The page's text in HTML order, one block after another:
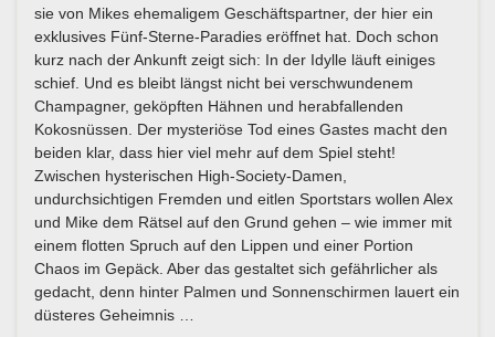
sie von Mikes ehemaligem Geschäftspartner, der hier ein
exklusives Fünf-Sterne-Paradies eröffnet hat. Doch schon
kurz nach der Ankunft zeigt sich: In der Idylle läuft einiges
schief. Und es bleibt längst nicht bei verschwundenem
Champagner, geköpften Hähnen und herabfallenden
Kokosnüssen. Der mysteriöse Tod eines Gastes macht den
beiden klar, dass hier viel mehr auf dem Spiel steht!
Zwischen hysterischen High-Society-Damen,
undurchsichtigen Fremden und eitlen Sportstars wollen Alex
und Mike dem Rätsel auf den Grund gehen – wie immer mit
einem flotten Spruch auf den Lippen und einer Portion
Chaos im Gepäck. Aber das gestaltet sich gefährlicher als
gedacht, denn hinter Palmen und Sonnenschirmen lauert ein
düsteres Geheimnis …